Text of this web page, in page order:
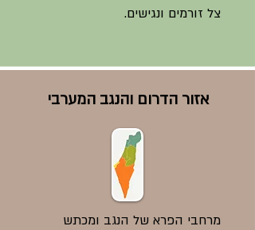
צל זורמים ונגישים.
אזור הדרום והנגב המערבי
מרחבי הפרא של הנגב ומכתש